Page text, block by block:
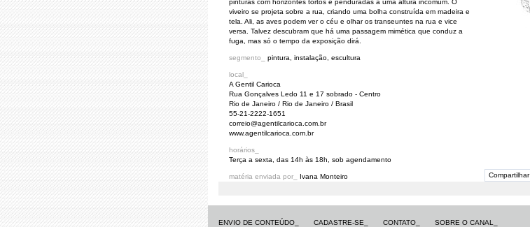
viveiro se projeta sobre a rua, criando uma bolha construída em madeira e
tela. Ali, as aves podem ver o céu e olhar os transeuntes na rua e vice
versa. Talvez descubram que há uma passagem mimética que conduz a
fuga, mas só o tempo da exposição dirá.
segmento_ pintura, instalação, escultura
local_
A Gentil Carioca
Rua Gonçalves Ledo 11 e 17 sobrado - Centro
Rio de Janeiro / Rio de Janeiro / Brasil
55-21-2222-1651
correio@agentilcarioca.com.br
www.agentilcarioca.com.br
horários_
Terça a sexta, das 14h às 18h, sob agendamento
matéria enviada por_ Ivana Monteiro Compartilhar
ENVIO DE CONTEÚDO_ CADASTRE-SE_ CONTATO_ SOBRE O CANAL_